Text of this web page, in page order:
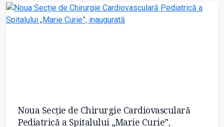
Noua Secție de Chirurgie Cardiovasculară
Pediatrică a Spitalului „Marie Curie”,